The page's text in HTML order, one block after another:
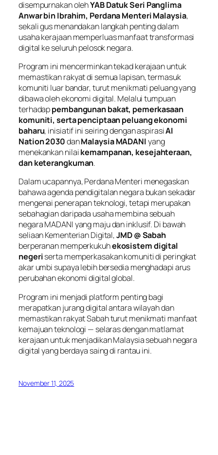
disempurnakan olehYAB Datuk Seri Panglima
Anwar bin Ibrahim, Perdana Menteri Malaysia,
sekali gus menandakan langkah penting dalam
usaha kerajaan memperluas manfaat transformasi
digital ke seluruh pelosok negara.
Program ini mencerminkan tekad kerajaan untuk
memastikan rakyat di semua lapisan, termasuk
komuniti luar bandar, turut menikmati peluang yang
dibawa oleh ekonomi digital. Melalui tumpuan
terhadappembangunan bakat, pemerkasaan
komuniti, serta penciptaan peluang ekonomi
baharu, inisiatif ini seiring dengan aspirasiAI
Nation 2030danMalaysia MADANIyang
menekankan nilaikemampanan, kesejahteraan,
dan keterangkuman.
Dalam ucapannya, Perdana Menteri menegaskan
bahawa agenda pendigitalan negara bukan sekadar
mengenai penerapan teknologi, tetapi merupakan
sebahagian daripada usaha membina sebuah
negara MADANI yang maju dan inklusif. Di bawah
seliaan Kementerian Digital,JMD @ Sabah
berperanan memperkukuhekosistem digital
negeriserta memperkasakan komuniti di peringkat
akar umbi supaya lebih bersedia menghadapi arus
perubahan ekonomi digital global.
Program ini menjadi platform penting bagi
merapatkan jurang digital antara wilayah dan
memastikan rakyat Sabah turut menikmati manfaat
kemajuan teknologi — selaras dengan matlamat
kerajaan untuk menjadikan Malaysia sebuah negara
digital yang berdaya saing di rantau ini.
November 11, 2025